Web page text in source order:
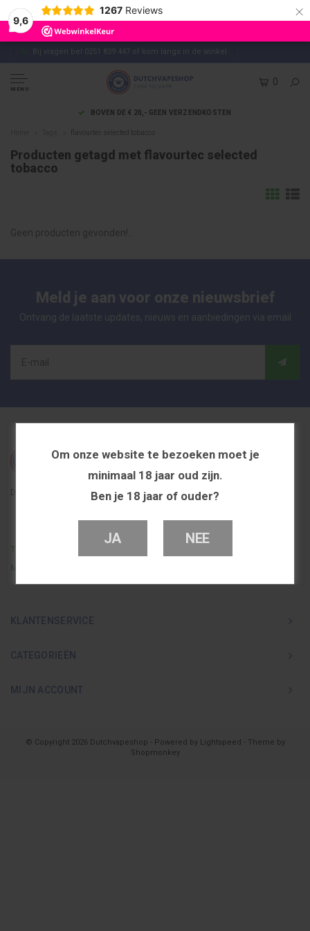
Om onze website te bezoeken moet je
minimaal 18 jaar oud zijn.
Ben je 18 jaar of ouder?
JA NEE
9,6
1267 Reviews ×
Bij vragen bel 0251 839 447 of kom langs in de winkel
MENU
0
BOVEN DE € 20,- GEEN VERZENDKOSTEN
flavourtec selected tobacco
Producten getagd met flavourtec selected
tobacco
Geen producten gevonden!...
Meld je aan voor onze nieuwsbrief
Ontvang de laatste updates, nieuws en aanbiedingen via email
De beste en voordeligste vapeshop in Nederland
Telefoon
KLANTENSERVICE
CATEGORIEËN
MIJN ACCOUNT
© Copyright 2026 Dutchvapeshop - Powered by Lightspeed - Theme by
Shopmonkey